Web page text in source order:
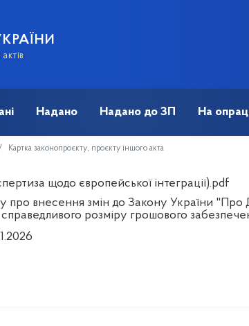
Надано Надано до ЗП На
Картка законопроєкту, проєкту іншого акта
щодо європейської інтеграції).pdf
про внесення змін до Закону України
розміру грошового